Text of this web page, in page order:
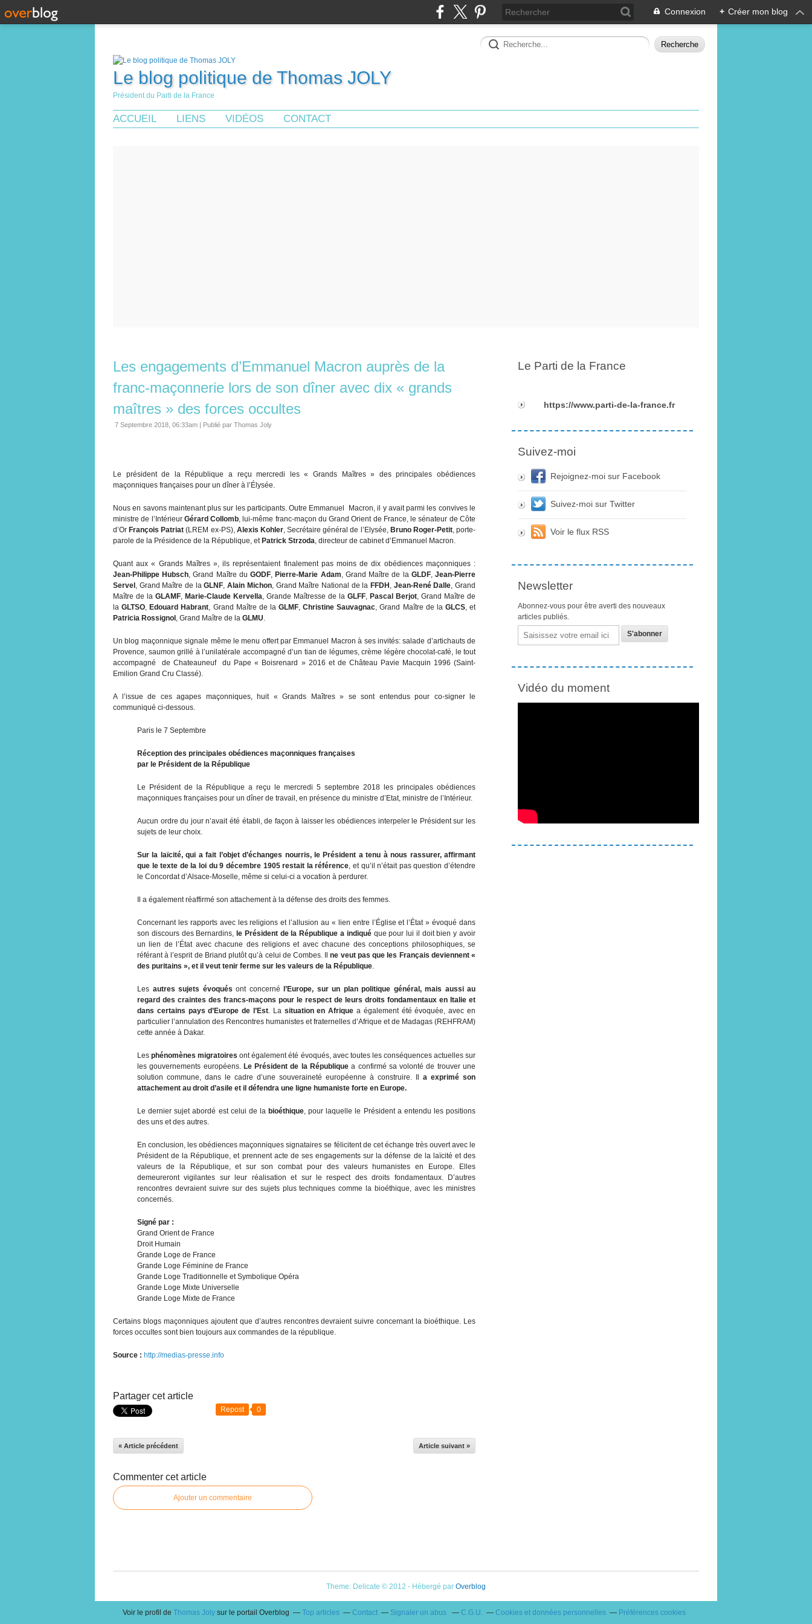
Connexion + Créer mon blog
Le blog politique de Thomas JOLY
Président du Parti de la France
ACCUEIL LIENS VIDÉOS CONTACT
Les engagements d’Emmanuel Macron auprès de la
franc-maçonnerie lors de son dîner avec dix « grands
maîtres » des forces occultes
7 Septembre 2018, 06:33am | Publié par Thomas Joly
Le président de la République a reçu mercredi les « Grands Maîtres » des principales obédiences
maçonniques françaises pour un dîner à l’Élysée.
Nous en savons maintenant plus sur les participants. Outre Emmanuel Macron, il y avait parmi les convives le
ministre de l’Intérieur Gérard Collomb, lui-même franc-maçon du Grand Orient de France, le sénateur de Côte
d’OrFrançois Patriat(LREM ex-PS), Alexis Kohler, Secrétaire général de l’Elysée, Bruno Roger-Petit, porte-
parole de la Présidence de la République, etPatrick Strzoda, directeur de cabinet d’Emmanuel Macron.
Quant aux « Grands Maîtres », ils représentaient finalement pas moins de dix obédiences maçonniques :
Jean-Philippe Hubsch, Grand Maître duGODF,Pierre-Marie Adam, Grand Maître de la GLDF,Jean-Pierre
Servel, Grand Maître de laGLNF,Alain Michon, Grand Maître National de la FFDH, Jean-René Dalle, Grand
Maître de la GLAMF, Marie-Claude Kervella, Grande Maîtresse de la GLFF, Pascal Berjot, Grand Maître de
laGLTSO,Edouard Habrant, Grand Maître de la GLMF,Christine Sauvagnac, Grand Maître de laGLCS, et
Patricia Rossignol, Grand Maître de la GLMU.
Un blog maçonnique signale même le menu offert par Emmanuel Macron à ses invités: salade d’artichauts de
Provence, saumon grillé à l’unilatérale accompagné d’un tian de légumes, crème légère chocolat-café, le tout
accompagné de Chateauneuf du Pape « Boisrenard » 2016 et de Château Pavie Macquin 1996 (Saint-
Emilion Grand Cru Classé).
A l’issue de ces agapes maçonniques, huit « Grands Maîtres » se sont entendus pour co-signer le
communiqué ci-dessous.
Paris le 7 Septembre
Réception des principales obédiences maçonniques françaises
par le Président de la République
Le Président de la République a reçu le mercredi 5 septembre 2018 les principales obédiences
maçonniques françaises pour un dîner de travail, en présence du ministre d’Etat, ministre de l’Intérieur.
Aucun ordre du jour n’avait été établi, de façon à laisser les obédiences interpeler le Président sur les
sujets de leur choix.
Sur la laïcité, qui a fait l’objet d’échanges nourris, le Président a tenu à nous rassurer, affirmant
que le texte de la loi du 9 décembre 1905 restait la référence, et qu’il n’était pas question d’étendre
le Concordat d’Alsace-Moselle, même si celui-ci a vocation à perdurer.
Il a également réaffirmé son attachement à la défense des droits des femmes.
Concernant les rapports avec les religions et l’allusion au « lien entre l’Église et l’État » évoqué dans
son discours des Bernardins, le Président de la République a indiquéque pour lui il doit bien y avoir
un lien de l’État avec chacune des religions et avec chacune des conceptions philosophiques, se
référant à l’esprit de Briand plutôt qu’à celui de Combes. Ilne veut pas que les Français deviennent «
des puritains », et il veut tenir ferme sur les valeurs de la République.
Les autres sujets évoqués ont concerné l’Europe, sur un plan politique général, mais aussi au
regard des craintes des francs-maçons pour le respect de leurs droits fondamentaux en Italie et
dans certains pays d’Europe de l’Est. La situation en Afrique a également été évoquée, avec en
particulier l’annulation des Rencontres humanistes et fraternelles d’Afrique et de Madagas (REHFRAM)
cette année à Dakar.
Lesphénomènes migratoires ont également été évoqués, avec toutes les conséquences actuelles sur
les gouvernements européens. Le Président de la République a confirmé sa volonté de trouver une
solution commune, dans le cadre d’une souveraineté européenne à construire. Il a exprimé son
attachement au droit d’asile et il défendra une ligne humaniste forte en Europe.
Le dernier sujet abordé est celui de la bioéthique, pour laquelle le Président a entendu les positions
des uns et des autres.
En conclusion, les obédiences maçonniques signataires se félicitent de cet échange très ouvert avec le
Président de la République, et prennent acte de ses engagements sur la défense de la laïcité et des
valeurs de la République, et sur son combat pour des valeurs humanistes en Europe. Elles
demeureront vigilantes sur leur réalisation et sur le respect des droits fondamentaux. D’autres
rencontres devraient suivre sur des sujets plus techniques comme la bioéthique, avec les ministres
concernés.
Signé par :
Grand Orient de France
Droit Humain
Grande Loge de France
Grande Loge Féminine de France
Grande Loge Traditionnelle et Symbolique Opéra
Grande Loge Mixte Universelle
Grande Loge Mixte de France
Certains blogs maçonniques ajoutent que d’autres rencontres devraient suivre concernant la bioéthique. Les
forces occultes sont bien toujours aux commandes de la république.
Source : http://medias-presse.info
Partager cet article
Repost 0
« Article précédent Article suivant »
Commenter cet article
Ajouter un commentaire
Le Parti de la France
https://www.parti-de-la-france.fr
Suivez-moi
Rejoignez-moi sur Facebook
Suivez-moi sur Twitter
Voir le flux RSS
Newsletter
Abonnez-vous pour être averti des nouveaux
articles publiés.
Email
Vidéo du moment
Theme: Delicate © 2012 - Hébergé par Overblog
Voir le profil de Thomas Joly sur le portail Overblog Top articles Contact Signaler un abus C.G.U. Cookies et données personnelles Préférences cookies